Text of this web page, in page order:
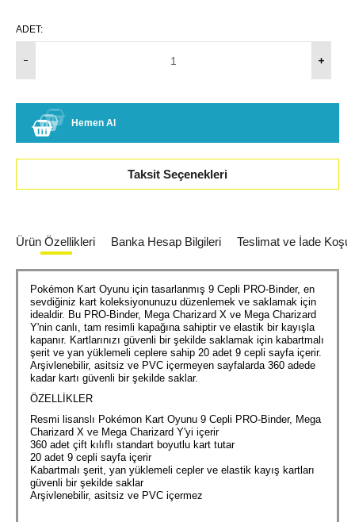
ADET:
Hemen Al
Taksit Seçenekleri
Ürün Özellikleri Banka Hesap Bilgileri Teslimat ve İade
Pokémon Kart Oyunu için tasarlanmış 9 Cepli PRO-Binder, en
sevdiğiniz kart koleksiyonunuzu düzenlemek ve saklamak için
idealdir. Bu PRO-Binder, Mega Charizard X ve Mega Charizard
Y'nin canlı, tam resimli kapağına sahiptir ve elastik bir kayışla
kapanır. Kartlarınızı güvenli bir şekilde saklamak için kabartmalı
şerit ve yan yüklemeli ceplere sahip 20 adet 9 cepli sayfa içerir.
Arşivlenebilir, asitsiz ve PVC içermeyen sayfalarda 360 adede
kadar kartı güvenli bir şekilde saklar.
ÖZELLİKLER
Resmi lisanslı Pokémon Kart Oyunu 9 Cepli PRO-Binder, Mega
Charizard X ve Mega Charizard Y'yi içerir
360 adet çift kılıflı standart boyutlu kart tutar
20 adet 9 cepli sayfa içerir
Kabartmalı şerit, yan yüklemeli cepler ve elastik kayış kartları
güvenli bir şekilde saklar
Arşivlenebilir, asitsiz ve PVC içermez